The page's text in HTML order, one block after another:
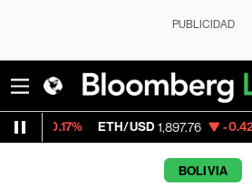
PUBLICIDAD
ETH/USD 1,897.76 -0.42% Visa 370.47
BOLIVIA